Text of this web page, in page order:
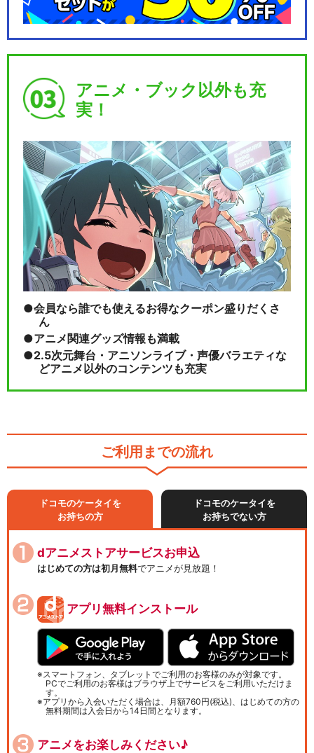
アニメ・ブック以外も充
実！
会員なら誰でも使えるお得なクーポン盛りだくさ
ん
アニメ関連グッズ情報も満載
2.5次元舞台・アニソンライブ・声優バラエティな
どアニメ以外のコンテンツも充実
ご利用までの流れ
ドコモのケータイを
お持ちの方
ドコモのケータイを
お持ちでない方
dアニメストアサービスお申込
はじめての方は初月無料でアニメが見放題！
アプリ無料インストール
スマートフォン、タブレットでご利用のお客様のみが対象です。
PCでご利用のお客様はブラウザ上でサービスをご利用いただけま
す。
アプリから入会いただく場合は、月額760円(税込)、はじめての方の
無料期間は入会日から14日間となります。
アニメをお楽しみください♪